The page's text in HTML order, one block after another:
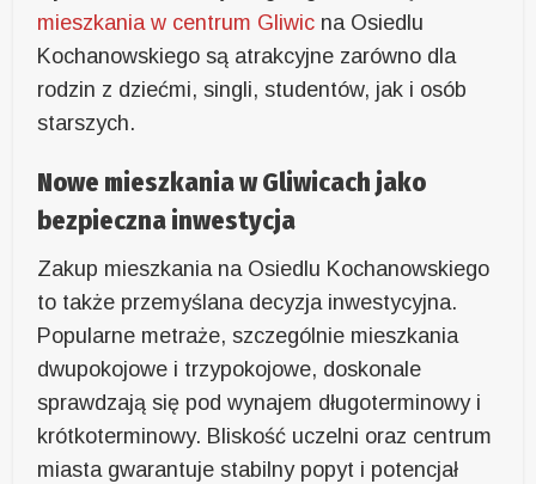
mieszkania w centrum Gliwic na Osiedlu
Kochanowskiego są atrakcyjne zarówno dla
rodzin z dziećmi, singli, studentów, jak i osób
starszych.
Nowe mieszkania w Gliwicach jako
bezpieczna inwestycja
Zakup mieszkania na Osiedlu Kochanowskiego
to także przemyślana decyzja inwestycyjna.
Popularne metraże, szczególnie mieszkania
dwupokojowe i trzypokojowe, doskonale
sprawdzają się pod wynajem długoterminowy i
krótkoterminowy. Bliskość uczelni oraz centrum
miasta gwarantuje stabilny popyt i potencjał